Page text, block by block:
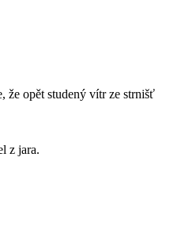
že opět studený vítr ze strnišť
z jara.